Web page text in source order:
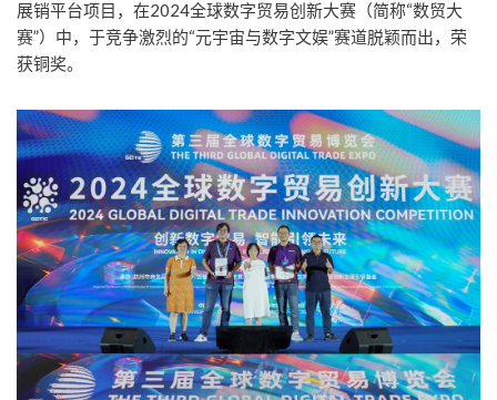
展销平台项目，在2024全球数字贸易创新大赛（简称“数贸大
赛”）中，于竞争激烈的“元宇宙与数字文娱”赛道脱颖而出，荣
获铜奖。